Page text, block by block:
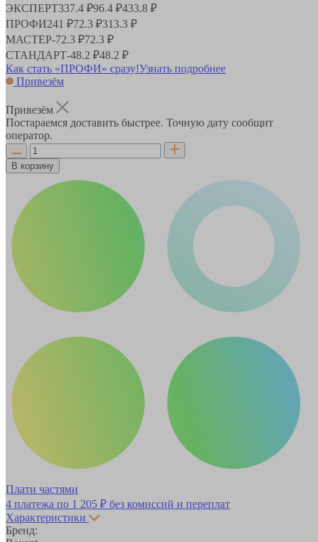
ЭКСПЕРТ337.4 ₽96.4 ₽433.8 ₽
ПРОФИ241 ₽72.3 ₽313.3 ₽
МАСТЕР-72.3 ₽72.3 ₽
СТАНДАРТ-48.2 ₽48.2 ₽
Как стать «ПРОФИ» сразу!Узнать подробнее
Привезём
Привезём
Постараемся доставить быстрее. Точную дату сообщит
оператор.
В корзину
Плати частями
4 платежа по 1 205 ₽ без комиссий и переплат
Характеристики
Бренд: